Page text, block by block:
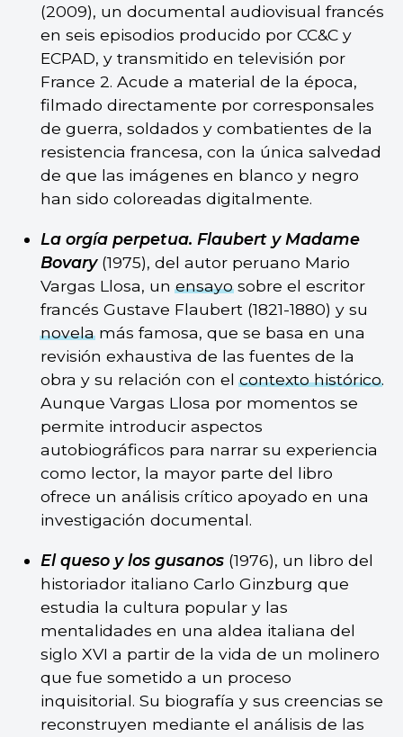
(2009), un documental audiovisual francés
en seis episodios producido por CC&C y
ECPAD, y transmitido en televisión por
France 2. Acude a material de la época,
filmado directamente por corresponsales
de guerra, soldados y combatientes de la
resistencia francesa, con la única salvedad
de que las imágenes en blanco y negro
han sido coloreadas digitalmente.
La orgía perpetua. Flaubert y Madame
Bovary (1975), del autor peruano Mario
Vargas Llosa, unensayosobre el escritor
francés Gustave Flaubert (1821-1880) y su
novelamás famosa, que se basa en una
revisión exhaustiva de las fuentes de la
obra y su relación con elcontexto histórico.
Aunque Vargas Llosa por momentos se
permite introducir aspectos
autobiográficos para narrar su experiencia
como lector, la mayor parte del libro
ofrece un análisis crítico apoyado en una
investigación documental.
El queso y los gusanos (1976), un libro del
historiador italiano Carlo Ginzburg que
estudia la cultura popular y las
mentalidades en una aldea italiana del
siglo XVI a partir de la vida de un molinero
que fue sometido a un proceso
inquisitorial. Su biografía y sus creencias se
reconstruyen mediante el análisis de las